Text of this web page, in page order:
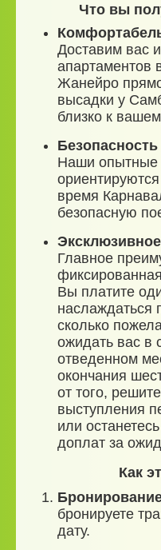
Что вы
Доставим вас
апартаментов
Жанейро
высадки у
близко к
Наши опытные
время
безопасную
Главное
Вы платите
наслаждаться
сколько
ожидать вас в
отведенном
окончания
от того,
выступления
или
доплат за
Как
бронируете
дату.